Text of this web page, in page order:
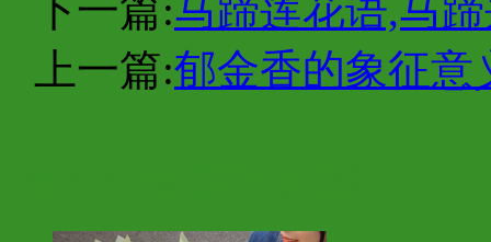
下一篇:马蹄莲花语,马
上一篇:郁金香的象征意